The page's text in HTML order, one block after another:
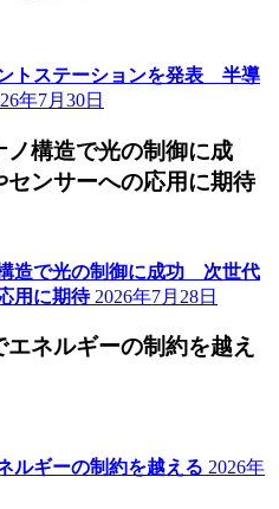
トステーションを発表 半導
年7月30日
ノ構造で光の制御に成
ンサーへの応用に期待
造で光の制御に成功 次世代
用に期待 2026年7月28日
ネルギーの制約を越え
ルギーの制約を越える 2026年